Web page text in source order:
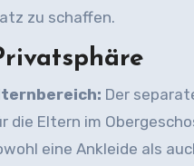
zu schaffen.
Der
die Eltern im
eine Ankleide als